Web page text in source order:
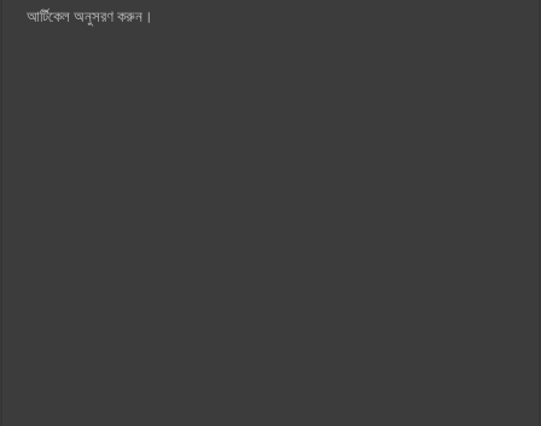
আর্টিকেল অনুসরণ করুন।